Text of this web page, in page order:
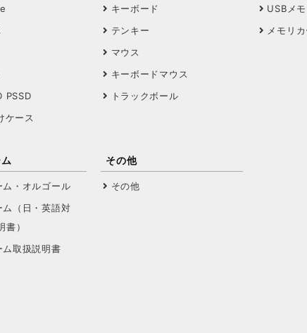
PSSD
ケース
キーボード
テンキー
マウス
キーボードマウス
トラックボール
USBメモ
メモリ
ム・オルゴール
ム（日・英語対
書）
ム取扱説明書
その他
その他